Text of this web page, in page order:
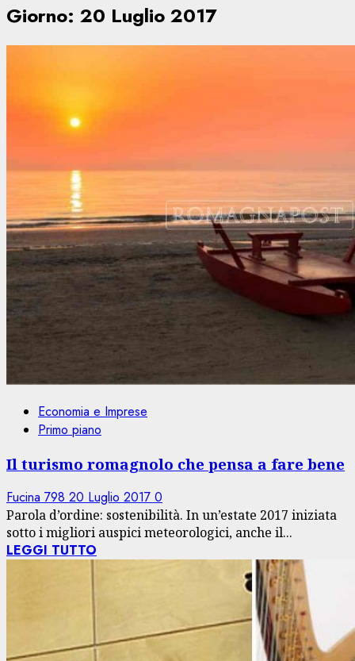
Giorno: 20 Luglio 2017
Economia e Imprese
Primo piano
Il turismo romagnolo che pensa a fare bene
Fucina 798 20 Luglio 2017 0
Parola d’ordine: sostenibilità. In un’estate 2017 iniziata
sotto i migliori auspici meteorologici, anche il...
LEGGI TUTTO